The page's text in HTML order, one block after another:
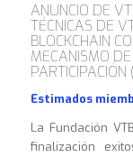
ANUNCIO DE
TÉCNICAS DE
BLOCKCHAIN
MECANISMO
PARTICIPACIÓN
Estimados
La Fundación
finalización